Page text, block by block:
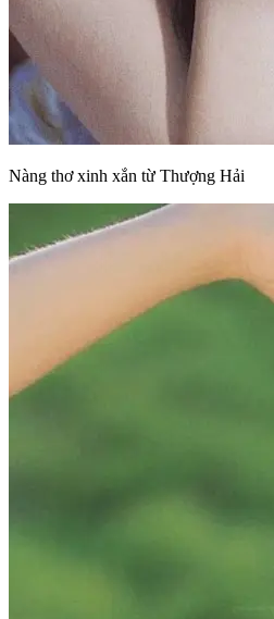
Nàng thơ xinh xắn từ Thượng Hải